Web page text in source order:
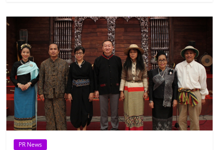
พร้อม
ทำเล
สำหรับ
เปิด
ร้าน
ปรึกษา
ฟรี,
บริการ
พัฒนา
ระบบ
แฟ
PR News